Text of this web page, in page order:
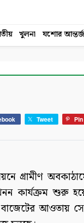
খুলনা যশোর
Tweet Pin
গ্রামীণ
কার্যক্রম শুরু
আওতায়